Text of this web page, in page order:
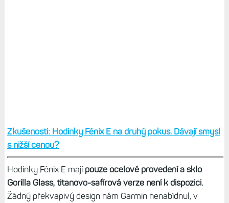
Zkušenosti: Hodinky Fénix E na druhý pokus. Dávají smysl
s nižší cenou?
Hodinky Fénix E mají pouze ocelové provedení a sklo
Gorilla Glass, titanovo-safírová verze není k dispozici.
Žádný překvapivý design nám Garmin nenabídnul, v